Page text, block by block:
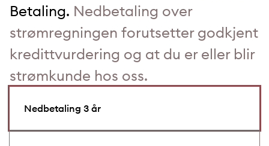
Betaling. Nedbetaling over
strømregningen forutsetter godkjent
kredittvurdering og at du er eller blir
strømkunde hos oss.
Nedbetaling 3 år